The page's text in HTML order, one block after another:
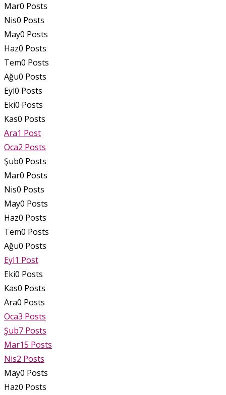
Mar0 Posts
Nis0 Posts
May0 Posts
Haz0 Posts
Tem0 Posts
Ağu0 Posts
Eyl0 Posts
Eki0 Posts
Kas0 Posts
Ara1 Post
Oca2 Posts
Şub0 Posts
Mar0 Posts
Nis0 Posts
May0 Posts
Haz0 Posts
Tem0 Posts
Ağu0 Posts
Eyl1 Post
Eki0 Posts
Kas0 Posts
Ara0 Posts
Oca3 Posts
Şub7 Posts
Mar15 Posts
Nis2 Posts
May0 Posts
Haz0 Posts